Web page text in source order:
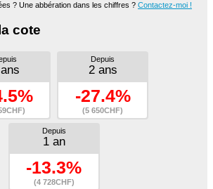
? Une abbération dans les chiffres ? Contactez-moi !
cote
Depuis
2 ans
-27.4%
(5 650CHF)
Depuis
1 an
-13.3%
(4 728CHF)